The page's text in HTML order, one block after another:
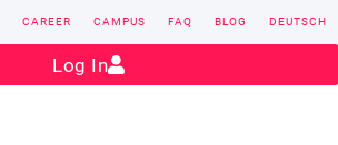
Contact: sales@vectorsoft.de
CAREER CAMPUS FAQ BLOG DEUTSCH
Log In